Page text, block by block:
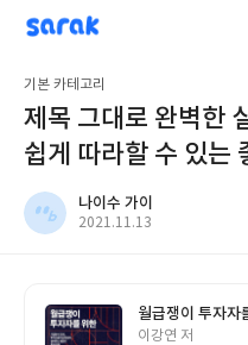
sarak
나이수 가이
기본 카테고리
제목 그대로 완벽한
쉽게 따라할 수 있는
나이수 가이
작
2021.11.13
월급쟁이 투자자
글
이강연 저